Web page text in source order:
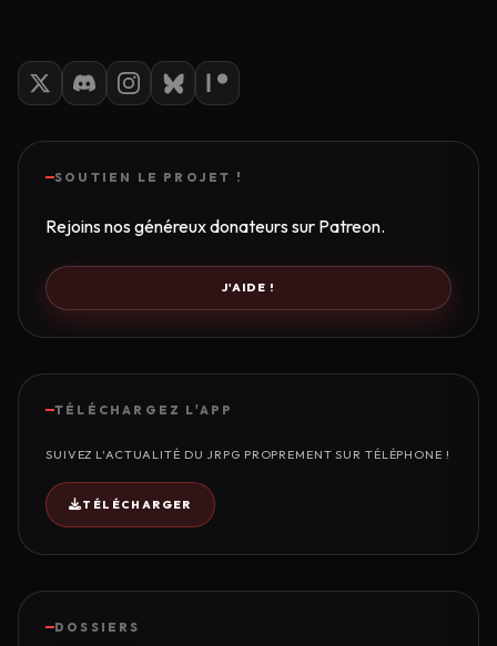
SOUTIEN LE PROJET !
Rejoins nos généreux donateurs sur Patreon.
J'AIDE !
TÉLÉCHARGEZ L'APP
SUIVEZ L'ACTUALITÉ DU JRPG PROPREMENT SUR TÉLÉPHONE !
TÉLÉCHARGER
DOSSIERS